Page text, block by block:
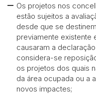
Os projetos nos
estão sujeitos a
desde que se
previamente existente
causaram a
considera-se
os projetos dos quais
da área ocupada ou a
novos impactes;